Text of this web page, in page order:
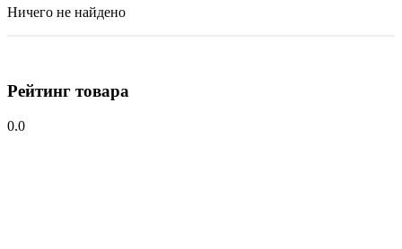
Ничего не найдено
Рейтинг товара
0.0